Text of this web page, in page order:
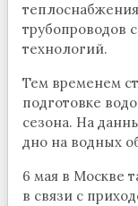
трубопроводов
технологий.
Тем временем
подготовке
сезона. На
дно на водных
6 мая в Москве
в связи с